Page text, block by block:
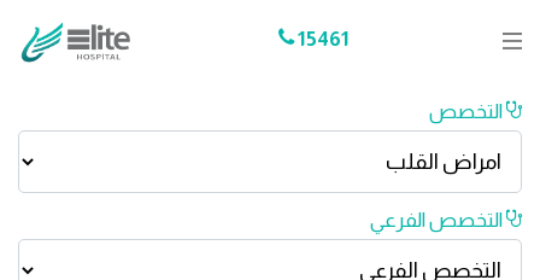
15461
التخصص
التخصص الفرعي